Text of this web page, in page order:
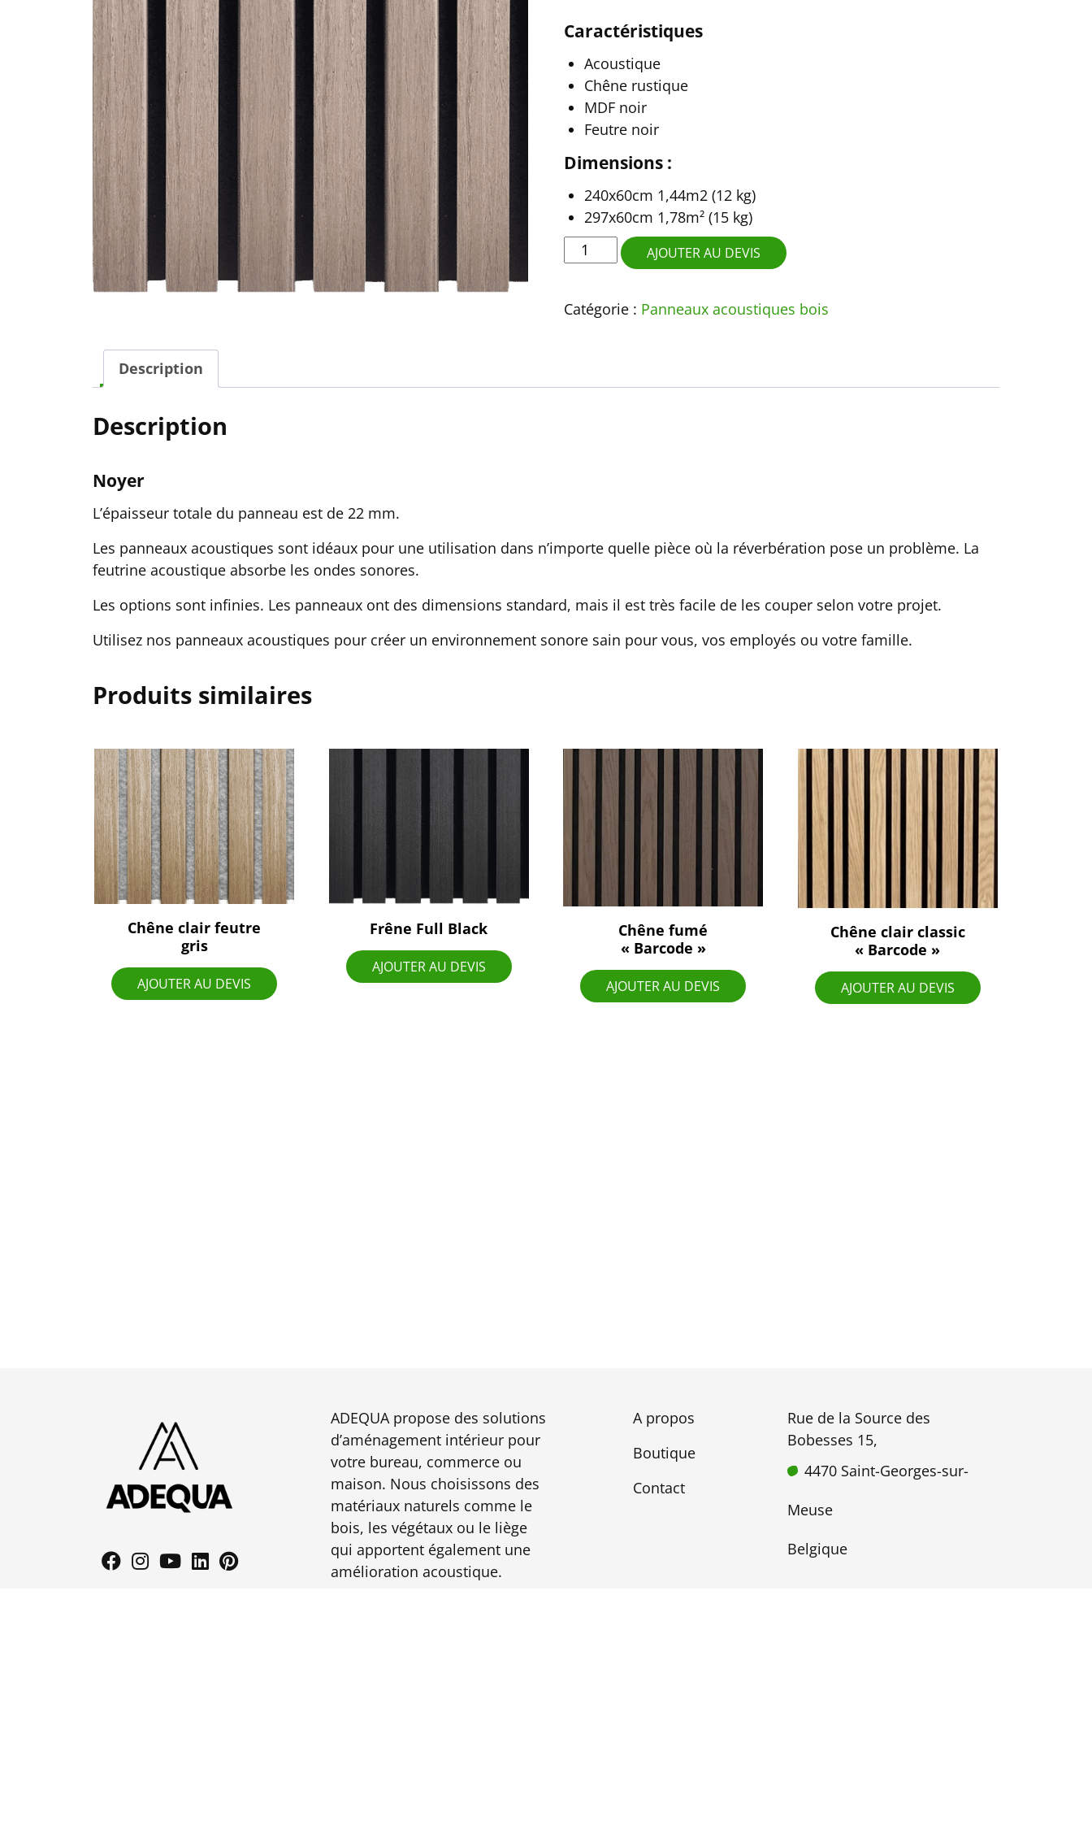
Caractéristiques
Acoustique
Chêne rustique
MDF noir
Feutre noir
Dimensions :
240x60cm 1,44m2 (12 kg)
297x60cm 1,78m² (15 kg)
quantité
de
AJOUTER AU DEVIS
Catégorie : Panneaux acoustiques bois
Description
Description
Noyer
L’épaisseur totale du panneau est de 22 mm.
Les panneaux acoustiques sont idéaux pour une utilisation dans n’importe quelle pièce où la réverbération pose un problème. La
feutrine acoustique absorbe les ondes sonores.
Les options sont infinies. Les panneaux ont des dimensions standard, mais il est très facile de les couper selon votre projet.
Utilisez nos panneaux acoustiques pour créer un environnement sonore sain pour vous, vos employés ou votre famille.
Produits similaires
Chêne clair feutre
gris
AJOUTER AU DEVIS
Frêne Full Black
AJOUTER AU DEVIS
Chêne fumé
« Barcode »
AJOUTER AU DEVIS
Chêne clair classic
« Barcode »
AJOUTER AU DEVIS
ADEQUA propose des solutions
d’aménagement intérieur pour
votre bureau, commerce ou
maison. Nous choisissons des
matériaux naturels comme le
bois, les végétaux ou le liège
qui apportent également une
amélioration acoustique.
A propos
Boutique
Contact
Rue de la Source des
Bobesses 15,
4470 Saint-Georges-sur-
Meuse
Belgique